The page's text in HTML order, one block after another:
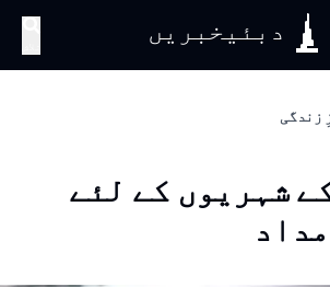
دبئیخبریں
زندگی
شہریوں کے لئے